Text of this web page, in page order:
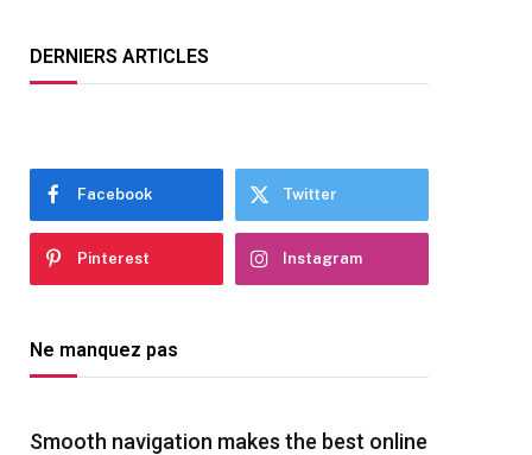
DERNIERS ARTICLES
Facebook Twitter
Pinterest Instagram
Ne manquez pas
Smooth navigation makes the best online